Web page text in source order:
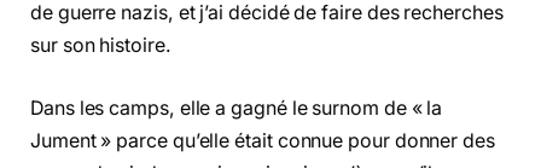
de guerre nazis, et j’ai décidé de faire des recherches
sur son histoire.
Dans les camps, elle a gagné le surnom de « la
Jument » parce qu’elle était connue pour donner des